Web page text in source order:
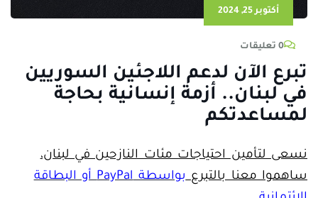
أكتوبر 25, 2024
0 تعليقات
تبرع الآن لدعم اللاجئين السوريين
في لبنان.. أزمة إنسانية بحاجة
لمساعدتكم
نسعى لتأمين احتياجات مئات النازحين في لبنان،
ساهموا معنا بالتبرع
بواسطة PayPal أو البطاقة